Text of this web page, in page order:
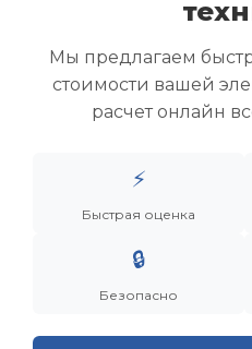
Скупка ноутбуков
Скупка игровых ноутбуков
Скупка рабочих
Скупка старых ноутбуков
Скупка роутеров и
Мы предлагаем
стоимости вашей
расчет онлайн
⚡
Быстрая оценка
🔒
Безопасно